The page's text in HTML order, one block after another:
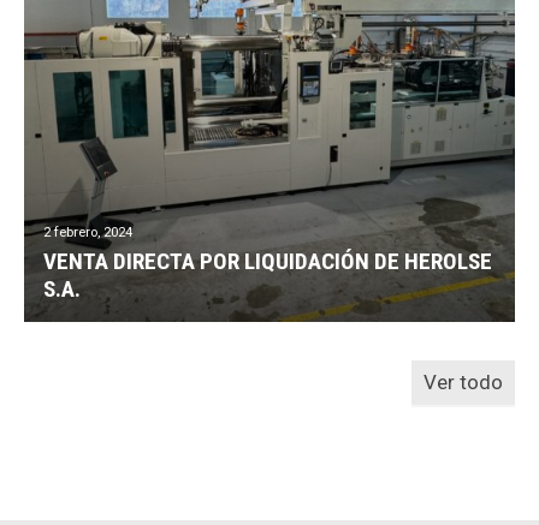
2 febrero, 2024
VENTA DIRECTA POR LIQUIDACIÓN DE HEROLSE
S.A.
Ver todo